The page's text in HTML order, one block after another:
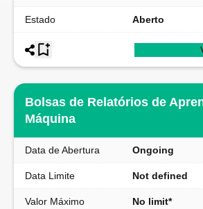
Estado Aberto
Bolsas de Relatórios de
Máquina
Data de Abertura Ongoing
Data Limite Not defined
Valor Máximo No limit*